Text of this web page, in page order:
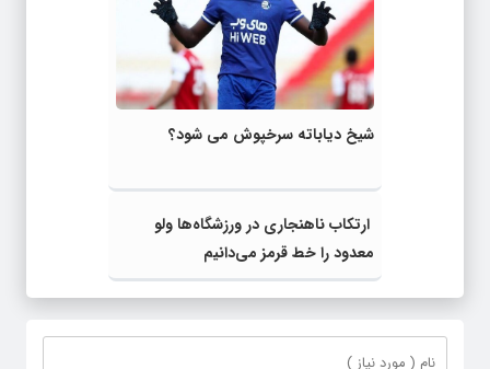
شیخ دیاباته سرخپوش می شود؟
ارتکاب ناهنجاری در ورزشگاه‌ها ولو
معدود را خط قرمز می‌دانیم